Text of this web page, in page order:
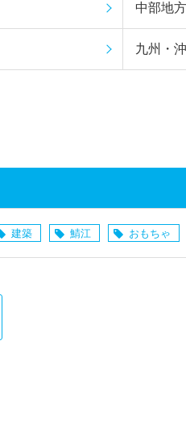
中部地方
九州・
建築 鯖江 おもちゃ